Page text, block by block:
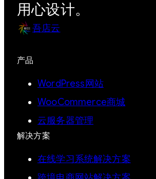
用心设计。
吾店云
产品
WordPress网站
WooCommerce商城
云服务器管理
解决方案
在线学习系统解决方案